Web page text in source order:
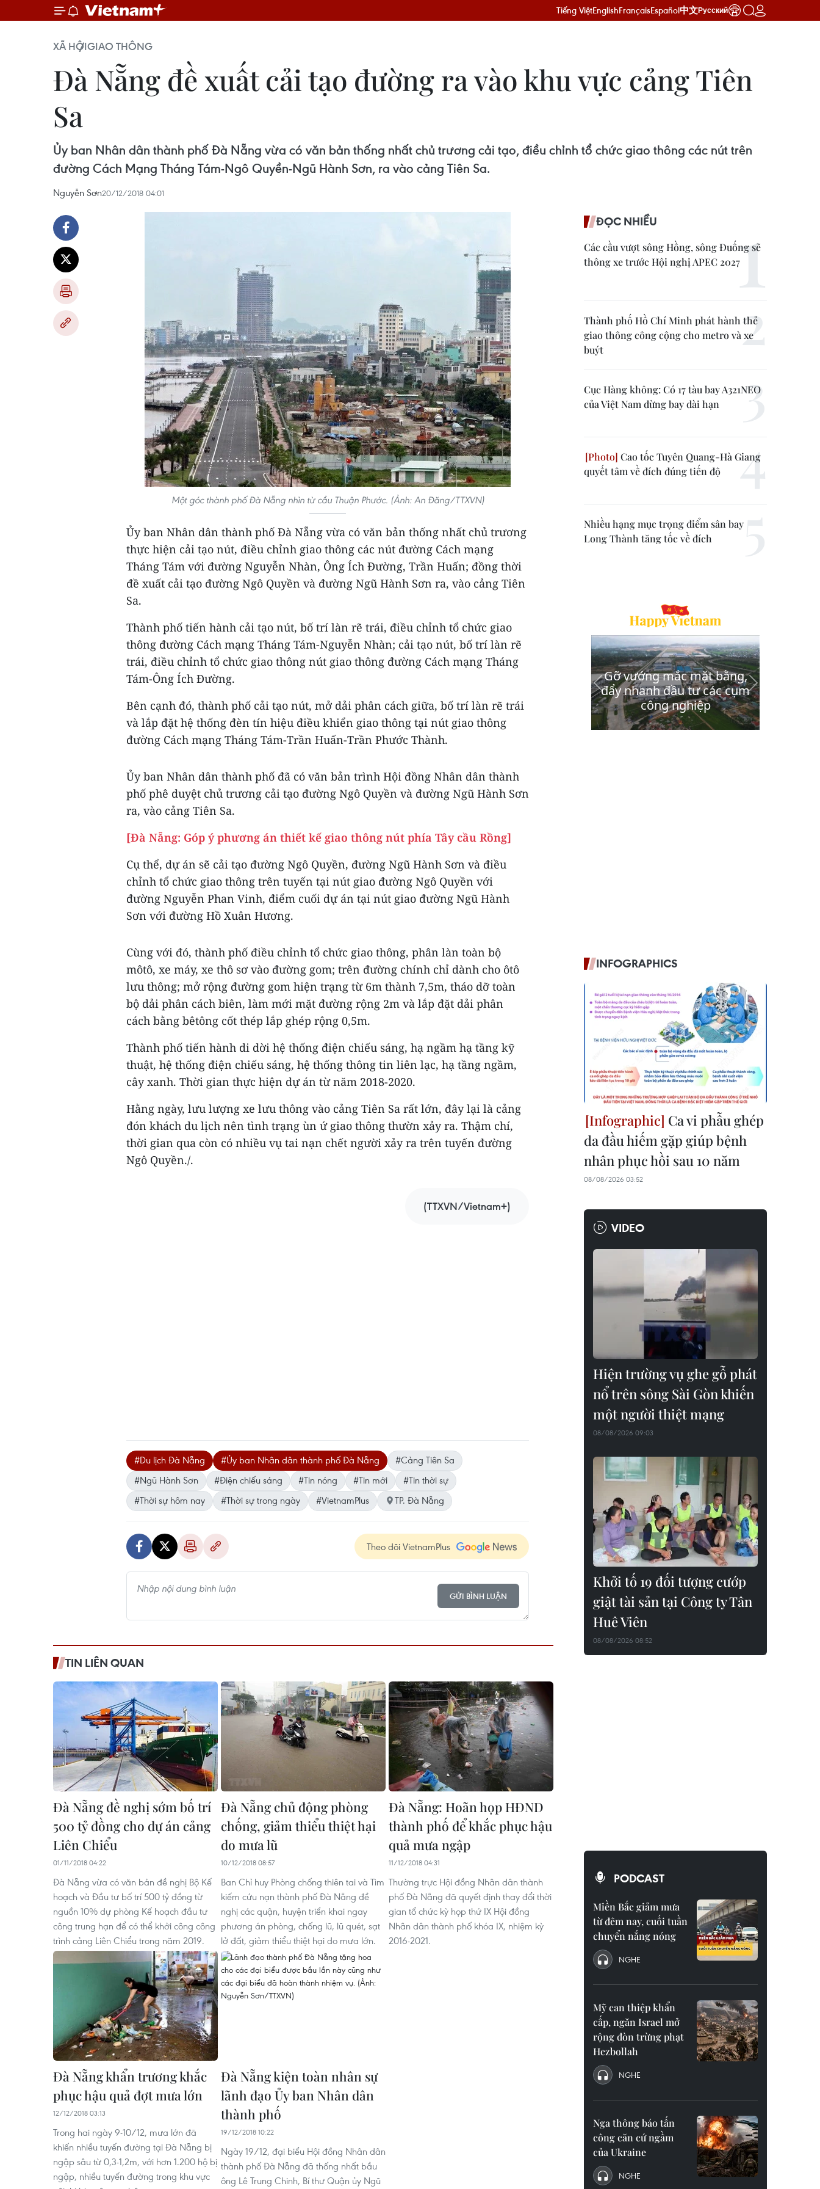
Tiếng ViệtEnglishFrançaisEspañol中文Русский
XÃ HỘIGIAO THÔNG
Đà Nẵng đề xuất cải tạo đường ra vào khu vực cảng Tiên
Sa
Ủy ban Nhân dân thành phố Đà Nẵng vừa có văn bản thống nhất chủ trương cải tạo, điều chỉnh tổ chức giao thông các nút trên
đường Cách Mạng Tháng Tám-Ngô Quyền-Ngũ Hành Sơn, ra vào cảng Tiên Sa.
Nguyễn Sơn20/12/2018 04:01
Một góc thành phố Đà Nẵng nhìn từ cầu Thuận Phước. (Ảnh: An Đăng/TTXVN)
Ủy ban Nhân dân thành phố Đà Nẵng vừa có văn bản thống nhất chủ trương
thực hiện cải tạo nút, điều chỉnh giao thông các nút đường Cách mạng
Tháng Tám với đường Nguyễn Nhàn, Ông Ích Đường, Trần Huấn; đồng thời
đề xuất cải tạo đường Ngô Quyền và đường Ngũ Hành Sơn ra, vào cảng Tiên
Sa.
Thành phố tiến hành cải tạo nút, bố trí làn rẽ trái, điều chỉnh tổ chức giao
thông đường Cách mạng Tháng Tám-Nguyễn Nhàn; cải tạo nút, bố trí làn rẽ
trái, điều chỉnh tổ chức giao thông nút giao thông đường Cách mạng Tháng
Tám-Ông Ích Đường.
Bên cạnh đó, thành phố cải tạo nút, mở dải phân cách giữa, bố trí làn rẽ trái
và lắp đặt hệ thống đèn tín hiệu điều khiển giao thông tại nút giao thông
đường Cách mạng Tháng Tám-Trần Huấn-Trần Phước Thành.
Ủy ban Nhân dân thành phố đã có văn bản trình Hội đồng Nhân dân thành
phố phê duyệt chủ trương cải tạo đường Ngô Quyền và đường Ngũ Hành Sơn
ra, vào cảng Tiên Sa.
[Đà Nẵng: Góp ý phương án thiết kế giao thông nút phía Tây cầu Rồng]
Cụ thể, dự án sẽ cải tạo đường Ngô Quyền, đường Ngũ Hành Sơn và điều
chỉnh tổ chức giao thông trên tuyến tại nút giao đường Ngô Quyền với
đường Nguyễn Phan Vinh, điểm cuối dự án tại nút giao đường Ngũ Hành
Sơn với đường Hồ Xuân Hương.
Cùng với đó, thành phố điều chỉnh tổ chức giao thông, phân làn toàn bộ
môtô, xe máy, xe thô sơ vào đường gom; trên đường chính chỉ dành cho ôtô
lưu thông; mở rộng đường gom hiện trạng từ 6m thành 7,5m, tháo dỡ toàn
bộ dải phân cách biên, làm mới mặt đường rộng 2m và lắp đặt dải phân
cách bằng bêtông cốt thép lắp ghép rộng 0,5m.
Thành phố tiến hành di dời hệ thống điện chiếu sáng, hạ ngầm hạ tầng kỹ
thuật, hệ thống điện chiếu sáng, hệ thống thông tin liên lạc, hạ tầng ngầm,
cây xanh. Thời gian thực hiện dự án từ năm 2018-2020.
Hằng ngày, lưu lượng xe lưu thông vào cảng Tiên Sa rất lớn, đây lại là cảng
đón khách du lịch nên tình trạng ùn ứ giao thông thườn xảy ra. Thậm chí,
thời gian qua còn có nhiều vụ tai nạn chết người xảy ra trên tuyến đường
Ngô Quyền./.
(TTXVN/Vietnam+)
#Du lịch Đà Nẵng #Ủy ban Nhân dân thành phố Đà Nẵng
#Cảng Tiên Sa
#Ngũ Hành Sơn
#Điện chiếu sáng #Tin nóng #Tin mới
#Tin thời sự
#Thời sự hôm nay
#Thời sự trong ngày #VietnamPlus TP. Đà Nẵng
Theo dõi VietnamPlus
GỬI BÌNH LUẬN
TIN LIÊN QUAN
Đà Nẵng đề nghị sớm bố trí
500 tỷ đồng cho dự án cảng
Liên Chiểu
01/11/2018 04:22
Đà Nẵng vừa có văn bản đề nghị Bộ Kế
hoạch và Đầu tư bố trí 500 tỷ đồng từ
nguồn 10% dự phòng Kế hoạch đầu tư
công trung hạn để có thể khởi công công
trình cảng Liên Chiểu trong năm 2019.
Đà Nẵng chủ động phòng
chống, giảm thiểu thiệt hại
do mưa lũ
10/12/2018 08:57
Ban Chỉ huy Phòng chống thiên tai và Tìm
kiếm cứu nạn thành phố Đà Nẵng đề
nghị các quận, huyện triển khai ngay
phương án phòng, chống lũ, lũ quét, sạt
lở đất, giảm thiểu thiệt hại do mưa lớn.
Đà Nẵng: Hoãn họp HĐND
thành phố để khắc phục hậu
quả mưa ngập
11/12/2018 04:31
Thường trực Hội đồng Nhân dân thành
phố Đà Nẵng đã quyết định thay đổi thời
gian tổ chức kỳ họp thứ IX Hội đồng
Nhân dân thành phố khóa IX, nhiệm kỳ
2016-2021.
Đà Nẵng khẩn trương khắc
phục hậu quả đợt mưa lớn
12/12/2018 03:13
Trong hai ngày 9-10/12, mưa lớn đã
khiến nhiều tuyến đường tại Đà Nẵng bị
ngập sâu từ 0,3-1,2m, với hơn 1.200 hộ bị
ngập, nhiều tuyến đường trong khu vực
Đà Nẵng kiện toàn nhân sự
lãnh đạo Ủy ban Nhân dân
thành phố
19/12/2018 10:22
Ngày 19/12, đại biểu Hội đồng Nhân dân
thành phố Đà Nẵng đã thống nhất bầu
ông Lê Trung Chinh, Bí thư Quận ủy Ngũ
ĐỌC NHIỀU
Các cầu vượt sông Hồng, sông Đuống sẽ
thông xe trước Hội nghị APEC 2027
Thành phố Hồ Chí Minh phát hành thẻ
giao thông công cộng cho metro và xe
buýt
Cục Hàng không: Có 17 tàu bay A321NEO
của Việt Nam dừng bay dài hạn
Cao tốc Tuyên Quang-Hà Giang
quyết tâm về đích đúng tiến độ
Nhiều hạng mục trọng điểm sân bay
Long Thành tăng tốc về đích
INFOGRAPHICS
Ca vi phẫu ghép
da đầu hiếm gặp giúp bệnh
nhân phục hồi sau 10 năm
08/08/2026 03:52
VIDEO
Hiện trường vụ ghe gỗ phát
nổ trên sông Sài Gòn khiến
một người thiệt mạng
08/08/2026 09:03
Khởi tố 19 đối tượng cướp
giật tài sản tại Công ty Tân
Huê Viên
08/08/2026 08:52
PODCAST
Miền Bắc giảm mưa
từ đêm nay, cuối tuần
chuyển nắng nóng
NGHE
Mỹ can thiệp khẩn
cấp, ngăn Israel mở
rộng đòn trừng phạt
Hezbollah
NGHE
Nga thông báo tấn
công căn cứ ngầm
của Ukraine
NGHE